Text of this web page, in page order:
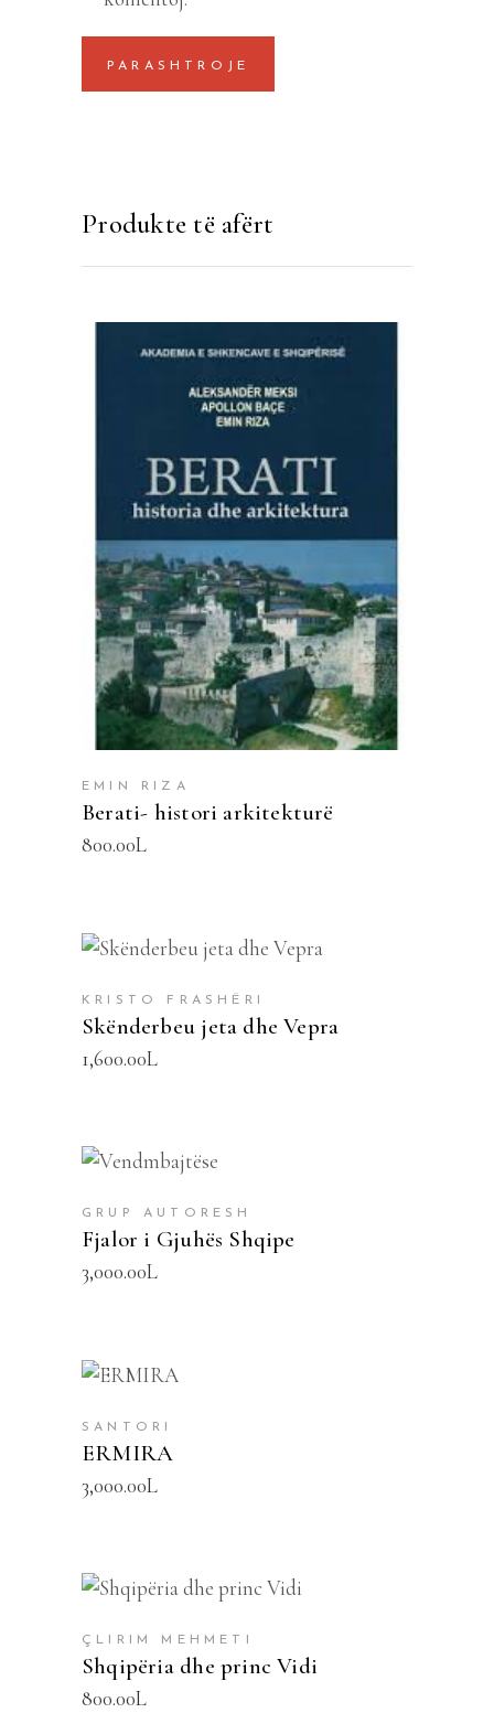
Produkte të afërt
SHTOJE NË SHPORTË
EMIN RIZA
Berati- histori arkitekturë
800.00L
SHTOJE NË SHPORTË
KRISTO FRASHËRI
Skënderbeu jeta dhe Vepra
1,600.00L
SHTOJE NË SHPORTË
GRUP AUTORESH
Fjalor i Gjuhës Shqipe
3,000.00L
SANTORI
ERMIRA
3,000.00L
SHTOJE NË SHPORTË
ÇLIRIM MEHMETI
Shqipëria dhe princ Vidi
800.00L